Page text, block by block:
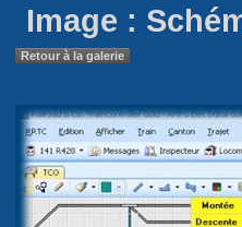
Image :
Retour à la galerie